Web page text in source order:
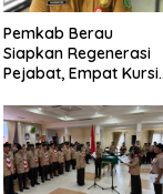
Pemkab Berau
Siapkan Regenerasi
Pejabat, Empat Kursi
Diisi